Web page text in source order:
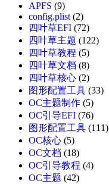
APFS (9)
config.plist(2)
四叶草EFI (72)
四叶草主题 (122)
四叶草教程 (5)
四叶草文档 (8)
四叶草核心 (2)
图形配置工具 (33)
OC主题制作 (5)
OC引导EFI (76)
图形配置工具 (111)
OC核心 (5)
OC文档 (18)
OC引导教程 (4)
OC主题 (42)